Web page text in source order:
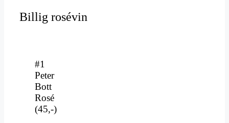
Billig rosévin
#1
Peter
Bott
Rosé
(45,-)